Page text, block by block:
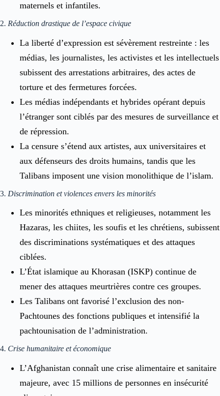
maternels et infantiles.
2. Réduction drastique de l’espace civique
La liberté d’expression est sévèrement restreinte : les
médias, les journalistes, les activistes et les intellectuels
subissent des arrestations arbitraires, des actes de
torture et des fermetures forcées.
Les médias indépendants et hybrides opérant depuis
l’étranger sont ciblés par des mesures de surveillance et
de répression.
La censure s’étend aux artistes, aux universitaires et
aux défenseurs des droits humains, tandis que les
Talibans imposent une vision monolithique de l’islam.
3. Discrimination et violences envers les minorités
Les minorités ethniques et religieuses, notamment les
Hazaras, les chiites, les soufis et les chrétiens, subissent
des discriminations systématiques et des attaques
ciblées.
L’État islamique au Khorasan (ISKP) continue de
mener des attaques meurtrières contre ces groupes.
Les Talibans ont favorisé l’exclusion des non-
Pachtounes des fonctions publiques et intensifié la
pachtounisation de l’administration.
4. Crise humanitaire et économique
L’Afghanistan connaît une crise alimentaire et sanitaire
majeure, avec 15 millions de personnes en insécurité